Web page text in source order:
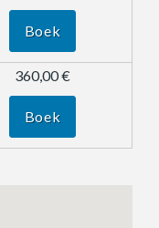
Boek
360,00 €
Boek